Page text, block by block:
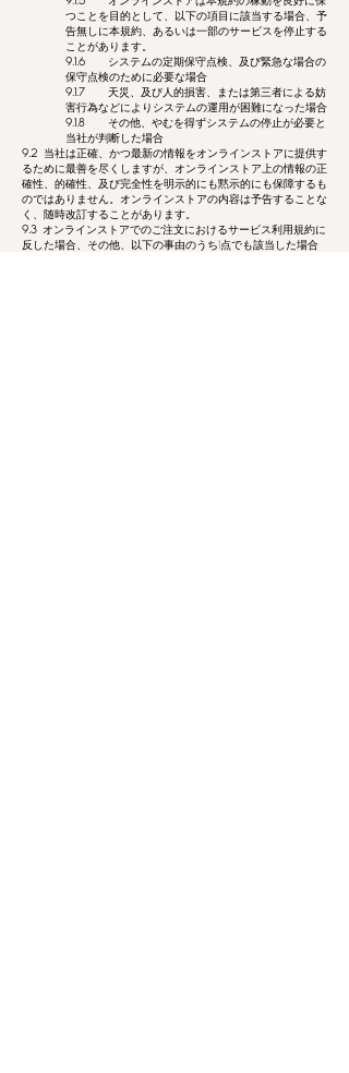
つことを目的として、以下の項目に該当する場合、予
告無しに本規約、あるいは一部のサービスを停止する
ことがあります。
9.1.6 システムの定期保守点検、及び緊急な場合の
保守点検のために必要な場合
9.1.7 天災、及び人的損害、または第三者による妨
害行為などによりシステムの運用が困難になった場合
9.1.8 その他、やむを得ずシステムの停止が必要と
当社が判断した場合
9.2 当社は正確、かつ最新の情報をオンラインストアに提供す
るために最善を尽くしますが、オンラインストア上の情報の正
確性、的確性、及び完全性を明示的にも黙示的にも保障するも
のではありません。オンラインストアの内容は予告することな
く、随時改訂することがあります。
9.3オンラインストアでのご注文におけるサービス利用規約に
反した場合、その他、以下の事由のうち1点でも該当した場合